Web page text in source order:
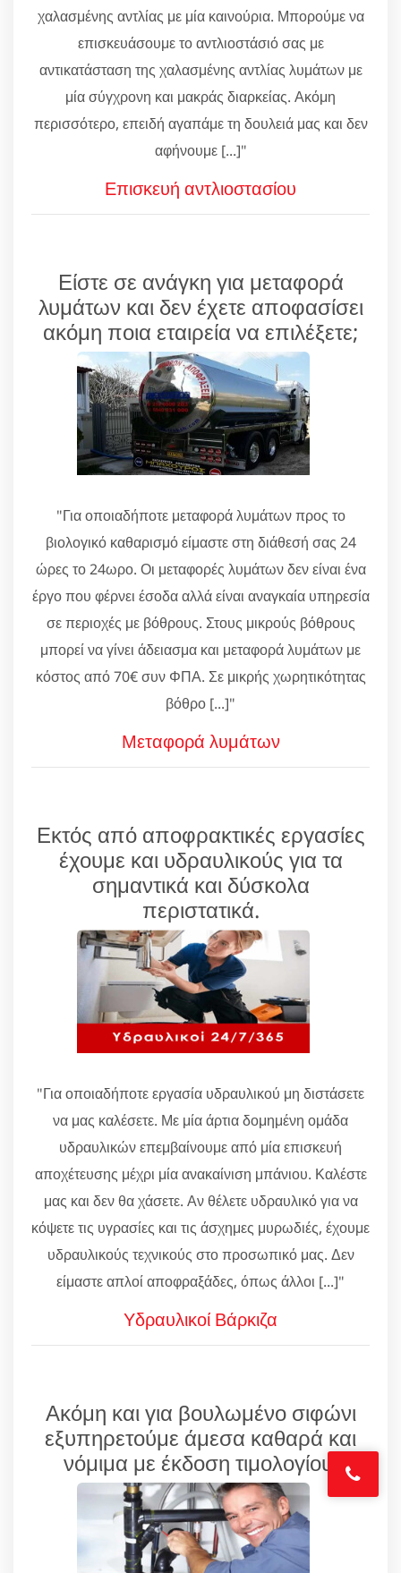
χαλασμένης αντλίας με μία καινούρια. Μπορούμε να
επισκευάσουμε το αντλιοστάσιό σας με
αντικατάσταση της χαλασμένης αντλίας λυμάτων με
μία σύγχρονη και μακράς διαρκείας. Ακόμη
περισσότερο, επειδή αγαπάμε τη δουλειά μας και δεν
αφήνουμε [...]"
Επισκευή αντλιοστασίου
Είστε σε ανάγκη για μεταφορά
λυμάτων και δεν έχετε αποφασίσει
ακόμη ποια εταιρεία να επιλέξετε;
"Για οποιαδήποτε μεταφορά λυμάτων προς το
βιολογικό καθαρισμό είμαστε στη διάθεσή σας 24
ώρες το 24ωρο. Οι μεταφορές λυμάτων δεν είναι ένα
έργο που φέρνει έσοδα αλλά είναι αναγκαία υπηρεσία
σε περιοχές με βόθρους. Στους μικρούς βόθρους
μπορεί να γίνει άδειασμα και μεταφορά λυμάτων με
κόστος από 70€ συν ΦΠΑ. Σε μικρής χωρητικότητας
βόθρο [...]"
Μεταφορά λυμάτων
Εκτός από αποφρακτικές εργασίες
έχουμε και υδραυλικούς για τα
σημαντικά και δύσκολα
περιστατικά.
"Για οποιαδήποτε εργασία υδραυλικού μη διστάσετε
να μας καλέσετε. Με μία άρτια δομημένη ομάδα
υδραυλικών επεμβαίνουμε από μία επισκευή
αποχέτευσης μέχρι μία ανακαίνιση μπάνιου. Καλέστε
μας και δεν θα χάσετε. Αν θέλετε υδραυλικό για να
κόψετε τις υγρασίες και τις άσχημες μυρωδιές, έχουμε
υδραυλικούς τεχνικούς στο προσωπικό μας. Δεν
είμαστε απλοί αποφραξάδες, όπως άλλοι [...]"
Υδραυλικοί Βάρκιζα
Ακόμη και για βουλωμένο σιφώνι
εξυπηρετούμε άμεσα καθαρά και
νόμιμα με έκδοση τιμολογίου!